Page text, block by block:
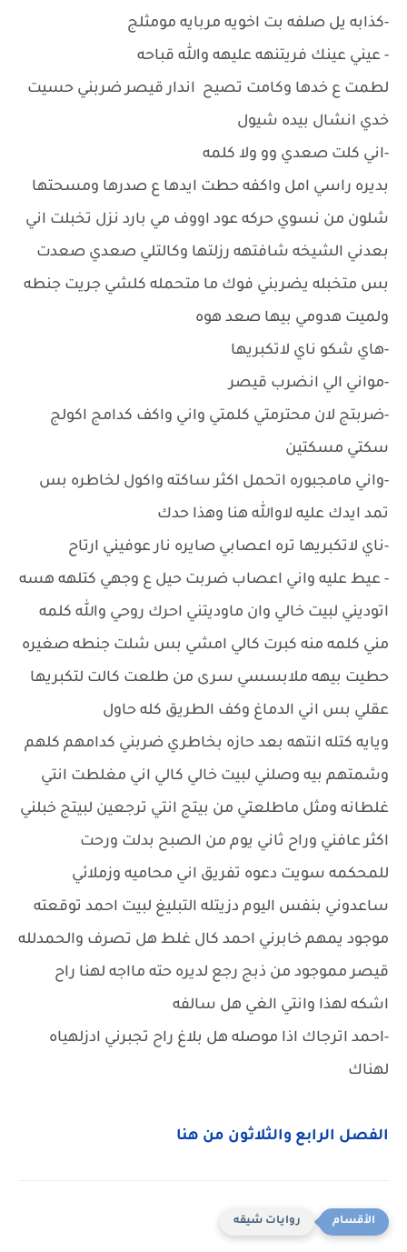
-كذابه يل صلفه بت اخويه مربايه مومثلج
- عيني عينك فريتنهه عليهه والله قباحه
لطمت ع خدها وكامت تصيح اندار قيصر ضربني حسيت
خدي انشال بيده شيول
-اني كلت صعدي وو ولا كلمه
بديره راسي امل واكفه حطت ايدها ع صدرها ومسحتها
شلون من نسوي حركه عود اووف مي بارد نزل تخبلت اني
بعدني الشيخه شافتهه رزلتها وكالتلي صعدي صعدت
بس متخبله يضربني فوك ما متحمله كلشي جريت جنطه
ولميت هدومي بيها صعد هوه
-هاي شكو ناي لاتكبريها
-مواني الي انضرب قيصر
-ضربتج لان محترمتي كلمتي واني واكف كدامج اكولج
سكتي مسكتين
-واني مامجبوره اتحمل اكثر ساكته واكول لخاطره بس
تمد ايدك عليه لاوالله هنا وهذا حدك
-ناي لاتكبريها تره اعصابي صايره نار عوفيني ارتاح
- عيط عليه واني اعصاب ضربت حيل ع وجهي كتلهه هسه
اتوديني لبيت خالي وان ماوديتني احرك روحي والله كلمه
مني كلمه منه كبرت كالي امشي بس شلت جنطه صغيره
حطيت بيهه ملابسسي سرى من طلعت كالت لتكبريها
عقلي بس اني الدماغ وكف الطريق كله حاول
ويايه كتله انتهه بعد حازه بخاطري ضربني كدامهم كلهم
وشمتهم بيه وصلني لبيت خالي كالي اني مغلطت انتي
غلطانه ومثل ماطلعتي من بيتج انتي ترجعين لبيتج خبلني
اكثر عافني وراح ثاني يوم من الصبح بدلت ورحت
للمحكمه سويت دعوه تفريق اني محاميه وزملائي
ساعدوني بنفس اليوم دزيتله التبليغ لبيت احمد توقعته
موجود يمهم خابرني احمد كال غلط هل تصرف والحمدلله
قيصر مموجود من ذبج رجع لديره حته مااجه لهنا راح
اشكه لهذا وانتي الغي هل سالفه
-احمد اترجاك اذا موصله هل بلاغ راح تجبرني ادزلهياه
لهناك
الفصل الرابع والثلاثون من هنا
روايات شيقه